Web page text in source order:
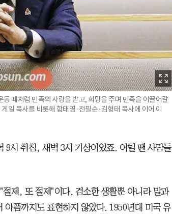
때처럼 민족의 사랑을 받고, 희망을 주며 민족을 이끌어갈
일 목사를 비롯해 함태영·전필순·김형태 목사에 이어 이
9시 취침, 새벽 3시 기상이었죠. 어릴 땐 사람들
제, 또 절제"이다. 검소한 생활뿐 아니라 말과
픔까지도 표현하지 않았다. 1950년대 미국 유